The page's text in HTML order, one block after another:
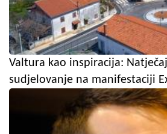
Valtura kao inspiracija:
sudjelovanje na manifestaciji